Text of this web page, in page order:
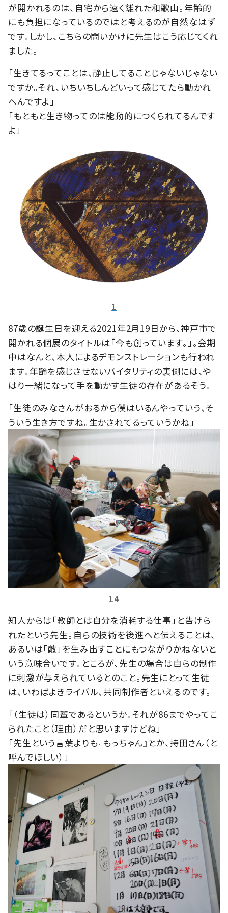
が開かれるのは、自宅から遠く離れた和歌山。年齢的
にも負担になっているのではと考えるのが自然なはず
です。しかし、こちらの問いかけに先生はこう応じてくれ
ました。
「生きてるってことは、静止してることじゃないじゃない
ですか。それ、いちいちしんどいって感じてたら動かれ
へんですよ」
「もともと生き物ってのは能動的につくられてるんです
よ」
1
87歳の誕生日を迎える2021年2月19日から、神戸市で
開かれる個展のタイトルは「今も創っています。」。会期
中はなんと、本人によるデモンストレーションも行われ
ます。年齢を感じさせないバイタリティの裏側には、や
はり一緒になって手を動かす生徒の存在があるそう。
「生徒のみなさんがおるから僕はいるんやっていう、そ
ういう生き方ですね。生かされてるっていうかね」
14
知人からは「教師とは自分を消耗する仕事」と告げら
れたという先生。自らの技術を後進へと伝えることは、
あるいは「敵」を生み出すことにもつながりかねないと
いう意味合いです。ところが、先生の場合は自らの制作
に刺激が与えられているとのこと。先生にとって生徒
は、いわばよきライバル、共同制作者といえるのです。
「（生徒は）同輩であるというか。それが86までやってこ
られたこと（理由）だと思いますけどね」
「先生という言葉よりも『もっちゃん』とか、持田さん（と
呼んでほしい）」